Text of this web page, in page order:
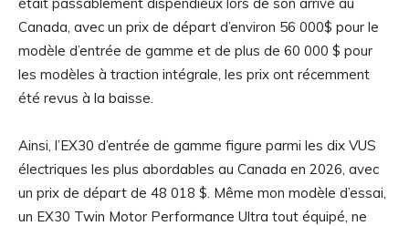
Canada, avec un prix de départ d’environ 56 000$ pour le
modèle d’entrée de gamme et de plus de 60 000 $ pour
les modèles à traction intégrale, les prix ont récemment
été revus à la baisse.
Ainsi, l’EX30 d’entrée de gamme figure parmi les dix VUS
électriques les plus abordables au Canada en 2026, avec
un prix de départ de 48 018 $. Même mon modèle d’essai,
un EX30 Twin Motor Performance Ultra tout équipé, ne